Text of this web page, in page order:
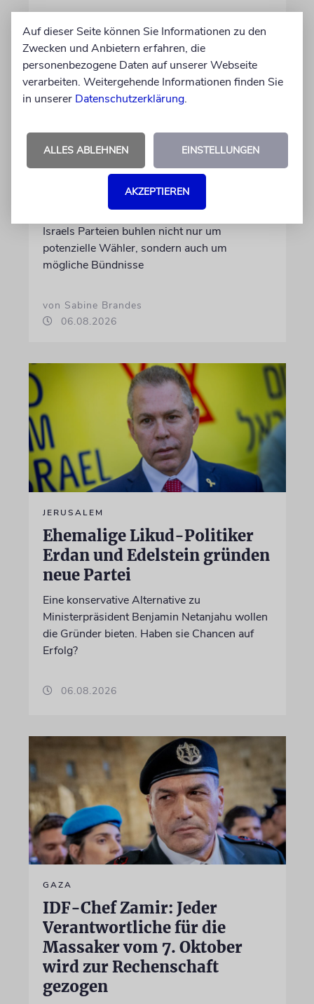
Who’s who in Jerusalem?
Israels Parteien buhlen nicht nur um
potenzielle Wähler, sondern auch um
mögliche Bündnisse
von Sabine Brandes
06.08.2026
JERUSALEM
Ehemalige Likud-Politiker
Erdan und Edelstein gründen
neue Partei
Eine konservative Alternative zu
Ministerpräsident Benjamin Netanjahu wollen
die Gründer bieten. Haben sie Chancen auf
Erfolg?
06.08.2026
GAZA
IDF-Chef Zamir: Jeder
Verantwortliche für die
Massaker vom 7. Oktober
wird zur Rechenschaft
gezogen
Auf dieser Seite können Sie Informationen zu den
Zwecken und Anbietern erfahren, die
personenbezogene Daten auf unserer Webseite
verarbeiten. Weitergehende Informationen finden Sie
in unserer Datenschutzerklärung.
ALLES ABLEHNEN EINSTELLUNGEN
AKZEPTIEREN